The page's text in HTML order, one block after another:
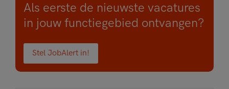
Als eerste de nieuwste vacatures
in jouw functiegebied ontvangen?
Stel JobAlert in!